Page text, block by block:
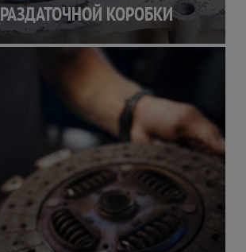
КОРОБКИ